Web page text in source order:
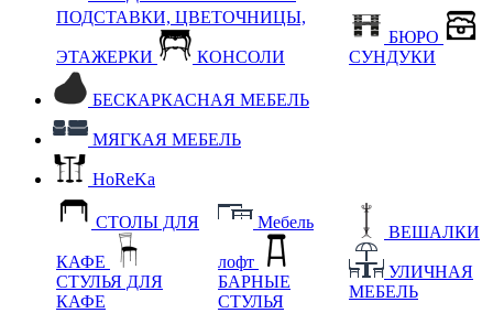
ПОДСТАВКИ, ЦВЕТОЧНИЦЫ,
ЭТАЖЕРКИ КОНСОЛИ
БЮРО
СУНДУКИ
БЕСКАРКАСНАЯ МЕБЕЛЬ
МЯГКАЯ МЕБЕЛЬ
HoReKa
СТОЛЫ ДЛЯ
КАФЕ
СТУЛЬЯ ДЛЯ
КАФЕ
Мебель
лофт
БАРНЫЕ
СТУЛЬЯ
ВЕШАЛКИ
УЛИЧНАЯ
МЕБЕЛЬ